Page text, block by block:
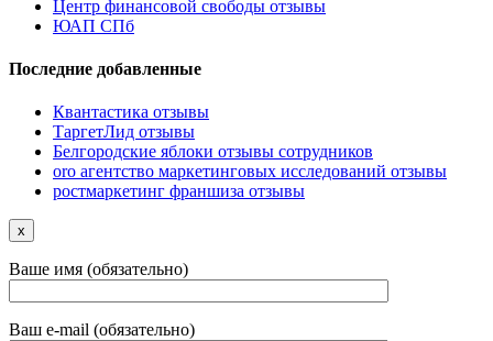
Центр финансовой свободы отзывы
ЮАП СПб
Последние добавленные
Квантастика отзывы
ТаргетЛид отзывы
Белгородские яблоки отзывы сотрудников
oro агентство маркетинговых исследований отзывы
ростмаркетинг франшиза отзывы
x
Ваше имя (обязательно)
Ваш e-mail (обязательно)